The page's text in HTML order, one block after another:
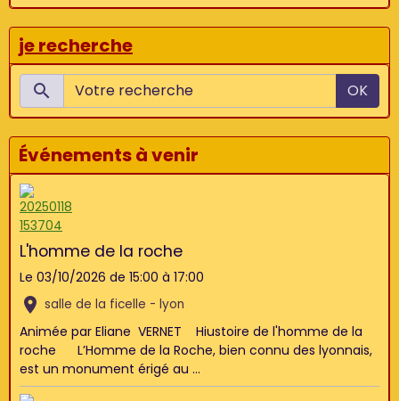
je recherche
OK
Événements à venir
L'homme de la roche
Le 03/10/2026 de 15:00 à 17:00
salle de la ficelle - lyon
Animée par Eliane VERNET Hiustoire de l'homme de la
roche L’Homme de la Roche, bien connu des lyonnais,
est un monument érigé au ...